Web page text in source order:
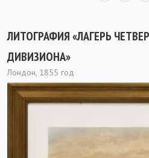
ЛИТОГРАФИЯ «ЛАГЕРЬ
ДИВИЗИОНА»
Лондон, 1855 год